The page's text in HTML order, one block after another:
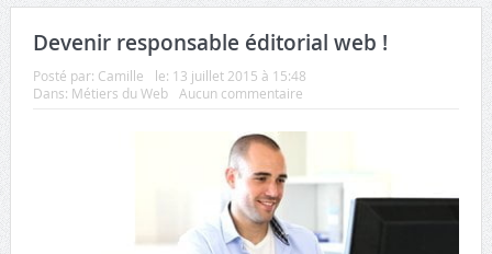
Devenir responsable éditorial web !
Posté par: Camille le: 13 juillet 2015 à 15:48
Dans: Métiers du Web Aucun commentaire